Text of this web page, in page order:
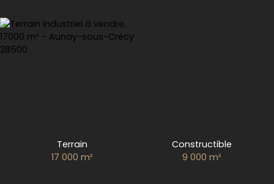
Terrain
17 000m²
Constructible
9 000 m²